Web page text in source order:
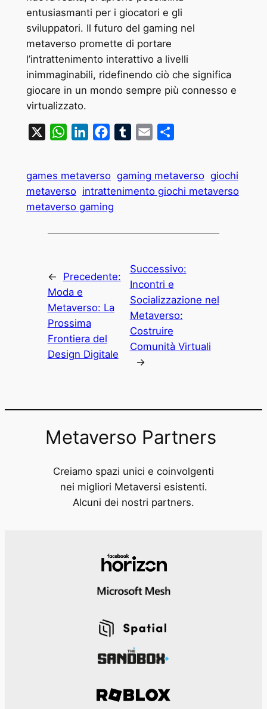
entusiasmanti per i giocatori e gli
sviluppatori. Il futuro del gaming nel
metaverso promette di portare
l’intrattenimento interattivo a livelli
inimmaginabili, ridefinendo ciò che significa
giocare in un mondo sempre più connesso e
virtualizzato.
WhatsAppLinkedInFacebookTumblrEmail
games metaverso gaming metaverso giochi
metaverso intrattenimento giochi metaverso
metaverso gaming
←
Precedente:
Moda e
Metaverso: La
Prossima
Frontiera del
Design Digitale
Successivo:
Incontri e
Socializzazione nel
Metaverso:
Costruire
Comunità Virtuali
→
Metaverso Partners
Creiamo spazi unici e coinvolgenti
nei migliori Metaversi esistenti.
Alcuni dei nostri partners.